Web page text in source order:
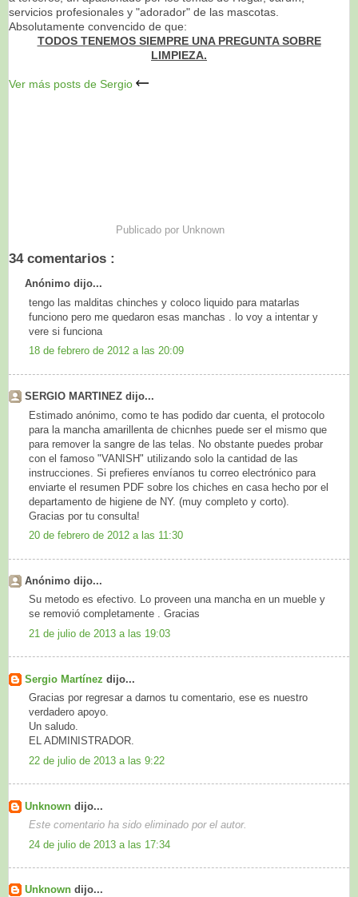
servicios profesionales y "adorador" de las mascotas.
Absolutamente convencido de que:
TODOS TENEMOS SIEMPRE UNA PREGUNTA SOBRE
LIMPIEZA.
Ver más posts de Sergio
Publicado por Unknown
34 comentarios :
Anónimo dijo...
tengo las malditas chinches y coloco liquido para matarlas
funciono pero me quedaron esas manchas . lo voy a intentar y
vere si funciona
18 de febrero de 2012 a las 20:09
SERGIO MARTINEZ dijo...
Estimado anónimo, como te has podido dar cuenta, el protocolo
para la mancha amarillenta de chicnhes puede ser el mismo que
para remover la sangre de las telas. No obstante puedes probar
con el famoso "VANISH" utilizando solo la cantidad de las
instrucciones. Si prefieres envíanos tu correo electrónico para
enviarte el resumen PDF sobre los chiches en casa hecho por el
departamento de higiene de NY. (muy completo y corto).
Gracias por tu consulta!
20 de febrero de 2012 a las 11:30
Anónimo dijo...
Su metodo es efectivo. Lo proveen una mancha en un mueble y
se removió completamente . Gracias
21 de julio de 2013 a las 19:03
Sergio Martínez dijo...
Gracias por regresar a darnos tu comentario, ese es nuestro
verdadero apoyo.
Un saludo.
EL ADMINISTRADOR.
22 de julio de 2013 a las 9:22
Unknown dijo...
Este comentario ha sido eliminado por el autor.
24 de julio de 2013 a las 17:34
Unknown dijo...